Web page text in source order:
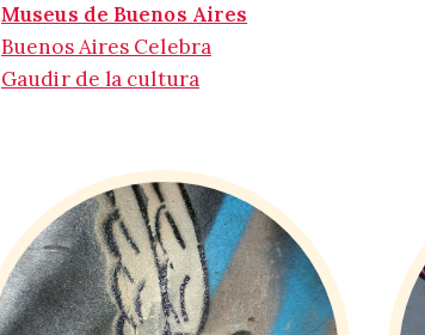
Museus de Buenos Aires
Buenos Aires Celebra
Gaudir de la cultura